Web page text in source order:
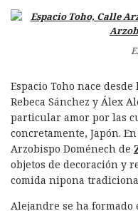
Espacio Toho nace
Rebeca Sánchez y Álex
particular amor por las
concretamente, Japón.
Arzobispo Doménech de
objetos de decoración y
comida nipona
Alejandre se ha formado